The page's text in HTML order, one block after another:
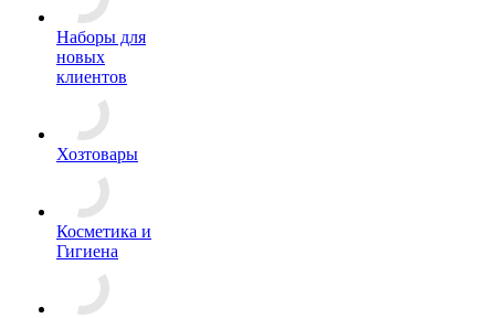
Наборы для
новых
клиентов
Хозтовары
Косметика и
Гигиена